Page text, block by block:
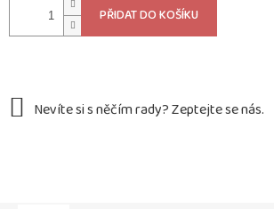
PŘIDAT DO KOŠÍKU